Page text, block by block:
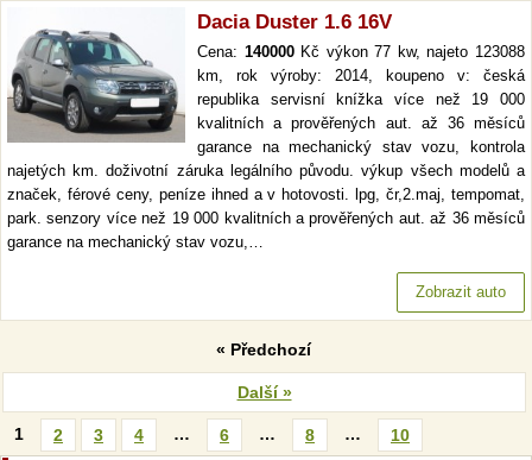
Dacia Duster 1.6 16V
Cena: 140000Kč výkon 77 kw, najeto 123088
km, rok výroby: 2014, koupeno v: česká
republika servisní knížka více než 19 000
kvalitních a prověřených aut. až 36 měsíců
garance na mechanický stav vozu, kontrola
najetých km. doživotní záruka legálního původu. výkup všech modelů a
značek, férové ceny, peníze ihned a v hotovosti. lpg, čr,2.maj, tempomat,
park. senzory více než 19 000 kvalitních a prověřených aut. až 36 měsíců
garance na mechanický stav vozu,…
Zobrazit auto
« Předchozí
Další »
1 2 3 4 … 6 … 8 … 10